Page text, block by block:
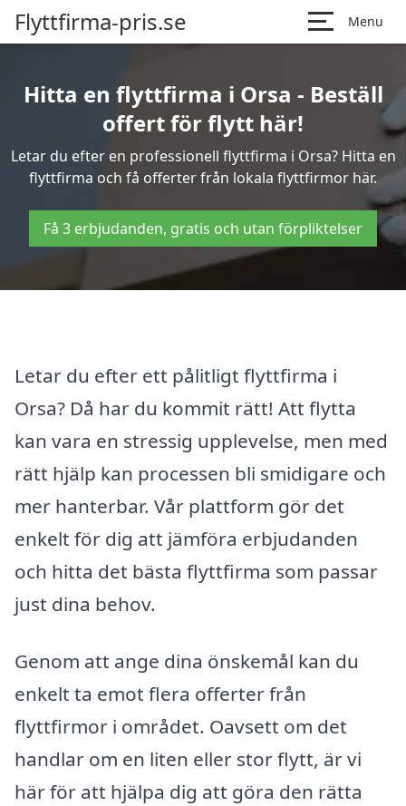
Flyttfirma-pris.se Menu
Hitta en flyttfirma i Orsa - Beställ
offert för flytt här!
Letar du efter en professionell flyttfirma i Orsa? Hitta en
flyttfirma och få offerter från lokala flyttfirmor här.
Få 3 erbjudanden, gratis och utan förpliktelser
Letar du efter ett pålitligt flyttfirma i
Orsa? Då har du kommit rätt! Att flytta
kan vara en stressig upplevelse, men med
rätt hjälp kan processen bli smidigare och
mer hanterbar. Vår plattform gör det
enkelt för dig att jämföra erbjudanden
och hitta det bästa flyttfirma som passar
just dina behov.
Genom att ange dina önskemål kan du
enkelt ta emot flera offerter från
flyttfirmor i området. Oavsett om det
handlar om en liten eller stor flytt, är vi
här för att hjälpa dig att göra den rätta